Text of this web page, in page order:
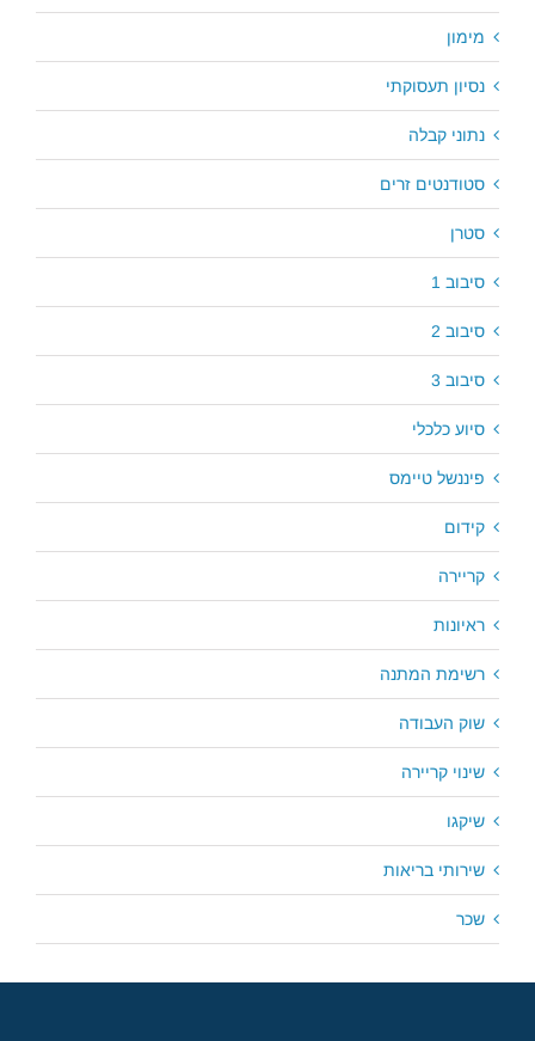
מימון
נסיון תעסוקתי
נתוני קבלה
סטודנטים זרים
סטרן
סיבוב 1
סיבוב 2
סיבוב 3
סיוע כלכלי
פיננשל טיימס
קידום
קריירה
ראיונות
רשימת המתנה
שוק העבודה
שינוי קריירה
שיקגו
שירותי בריאות
שכר